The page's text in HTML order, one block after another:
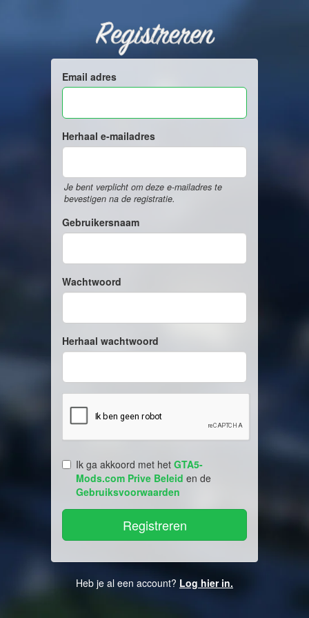
Registreren
Email adres
Herhaal e-mailadres
Je bent verplicht om deze e-mailadres te
bevestigen na de registratie.
Gebruikersnaam
Wachtwoord
Herhaal wachtwoord
Ik ga akkoord met het GTA5-
Mods.com Prive Beleid en de
Gebruiksvoorwaarden
Heb je al een account? Log hier in.